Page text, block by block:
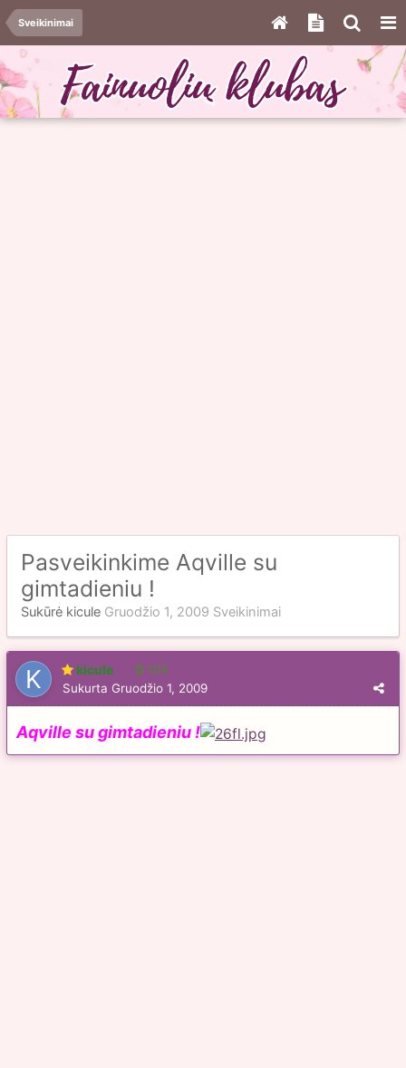
Sveikinimai
Pasveikinkime Aqville su
gimtadieniu !
Sukūrė kicule Gruodžio 1, 2009 Sveikinimai
kicule 104
Sukurta Gruodžio 1, 2009
Aqville su gimtadieniu !